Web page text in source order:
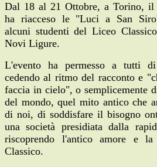
Dal 18 al 21 Ottobre, a Torino, il
ha riacceso le "Luci a San
alcuni studenti del Liceo
Novi Ligure.
L'evento ha permesso a tutti
cedendo al ritmo del racconto e
faccia in cielo", o semplicemente
del mondo, quel mito antico che
di noi, di soddisfare il bisogno
una società presidiata dalla
riscoprendo l'antico amore e
Classico.